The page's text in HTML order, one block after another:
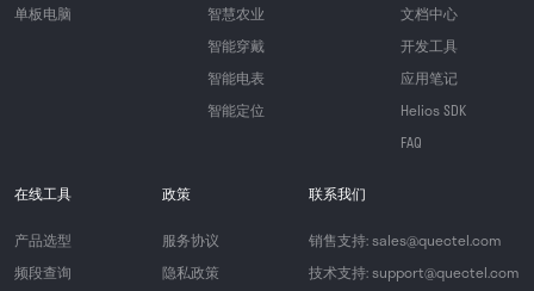
单板电脑
智慧农业
智能穿戴
智能电表
智能定位
文档中心
开发工具
应用笔记
Helios SDK
FAQ
在线工具
产品选型
频段查询
政策
服务协议
隐私政策
联系我们
销售支持: sales@quectel.com
技术支持: support@quectel.com